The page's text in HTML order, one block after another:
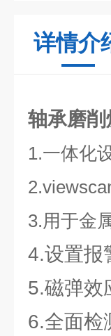
详情介
轴承磨
1.一体化
3.用于金
4.设置报
5.磁弹效
6.全面检